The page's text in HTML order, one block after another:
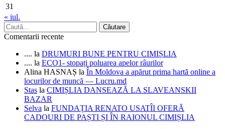
31
« iul.
Comentarii recente
.... la DRUMURI BUNE PENTRU CIMIȘLIA
.... la ECO1- stopați poluarea apelor râurilor
Alina HASNAȘ la În Moldova a apărut prima hartă online a
locurilor de muncă — Lucru.md
Stas la CIMIȘLIA DANSEAZĂ LA SLAVEANSKII
BAZAR
Selva la FUNDAȚIA RENATO USATÎI OFERĂ
CADOURI DE PAȘTI ȘI ÎN RAIONUL CIMIȘLIA